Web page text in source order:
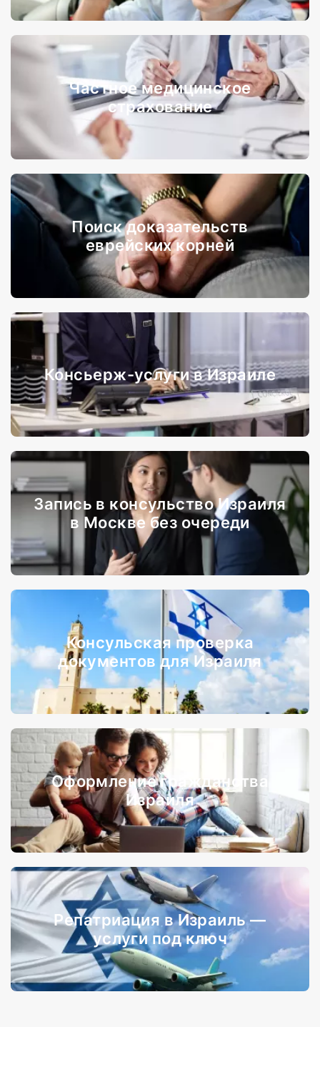
Частное медицинское
страхование
Поиск доказательств
еврейских корней
Консьерж-услуги в Израиле
Запись в консульство Израиля
в Москве без очереди
Консульская проверка
документов для Израиля
Оформление гражданства
Израиля
Репатриация в Израиль —
услуги под ключ